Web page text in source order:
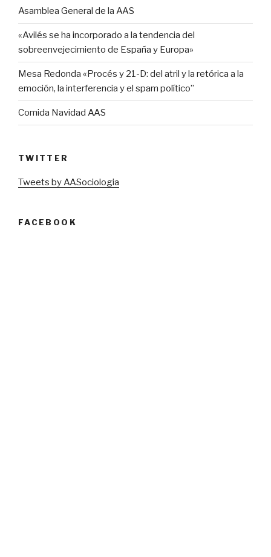
Asamblea General de la AAS
«Avilés se ha incorporado a la tendencia del
sobreenvejecimiento de España y Europa»
Mesa Redonda «Procés y 21-D: del atril y la retórica a la
emoción, la interferencia y el spam político”
Comida Navidad AAS
TWITTER
Tweets by AASociologia
FACEBOOK